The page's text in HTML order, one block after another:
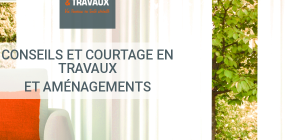
CONSEILS ET COURTAGE EN
TRAVAUX
ET AMÉNAGEMENTS